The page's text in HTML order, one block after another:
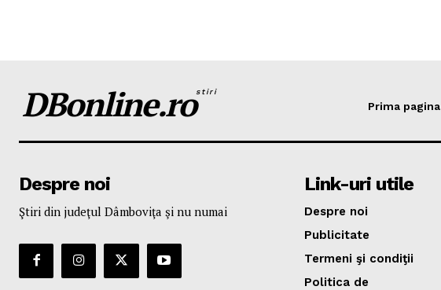
DBonline.rostiri
Prima pagina
Despre noi
Ştiri din judeţul Dâmboviţa şi nu numai
Link-uri utile
Despre noi
Publicitate
Termeni şi condiţii
Politica de